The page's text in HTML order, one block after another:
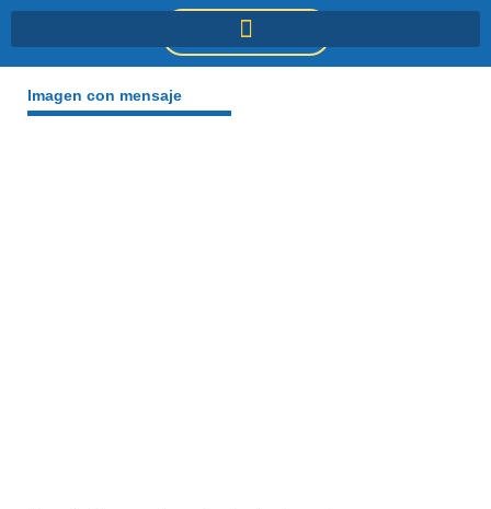
DONACIONES
Imagen con mensaje